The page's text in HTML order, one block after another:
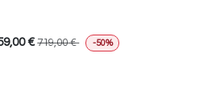
€ 719,00€ -50%